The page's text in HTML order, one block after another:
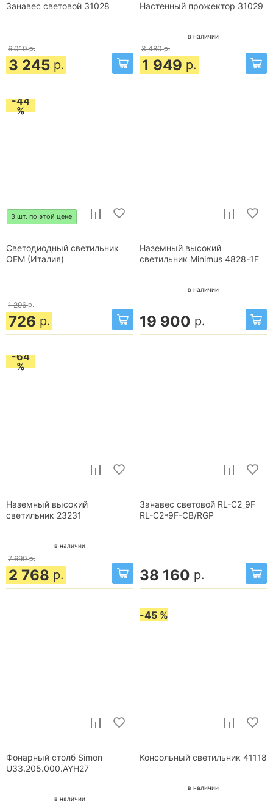
Занавес световой 31028
6 010 р.
3 245 р.
Настенный прожектор 31029
в наличии
3 480 р.
1 949 р.
-44
%
3 шт. по этой цене
Светодиодный светильник
OEM (Италия)
1 296 р.
726 р.
Наземный высокий
светильник Minimus 4828-1F
в наличии
19 900 р.
-64
%
Наземный высокий
светильник 23231
в наличии
7 690 р.
2 768 р.
Занавес световой RL-C2_9F
RL-C2*9F-CB/RGP
38 160 р.
Фонарный столб Simon
U33.205.000.AYH27
в наличии
-45 %
Консольный светильник 41118
в наличии